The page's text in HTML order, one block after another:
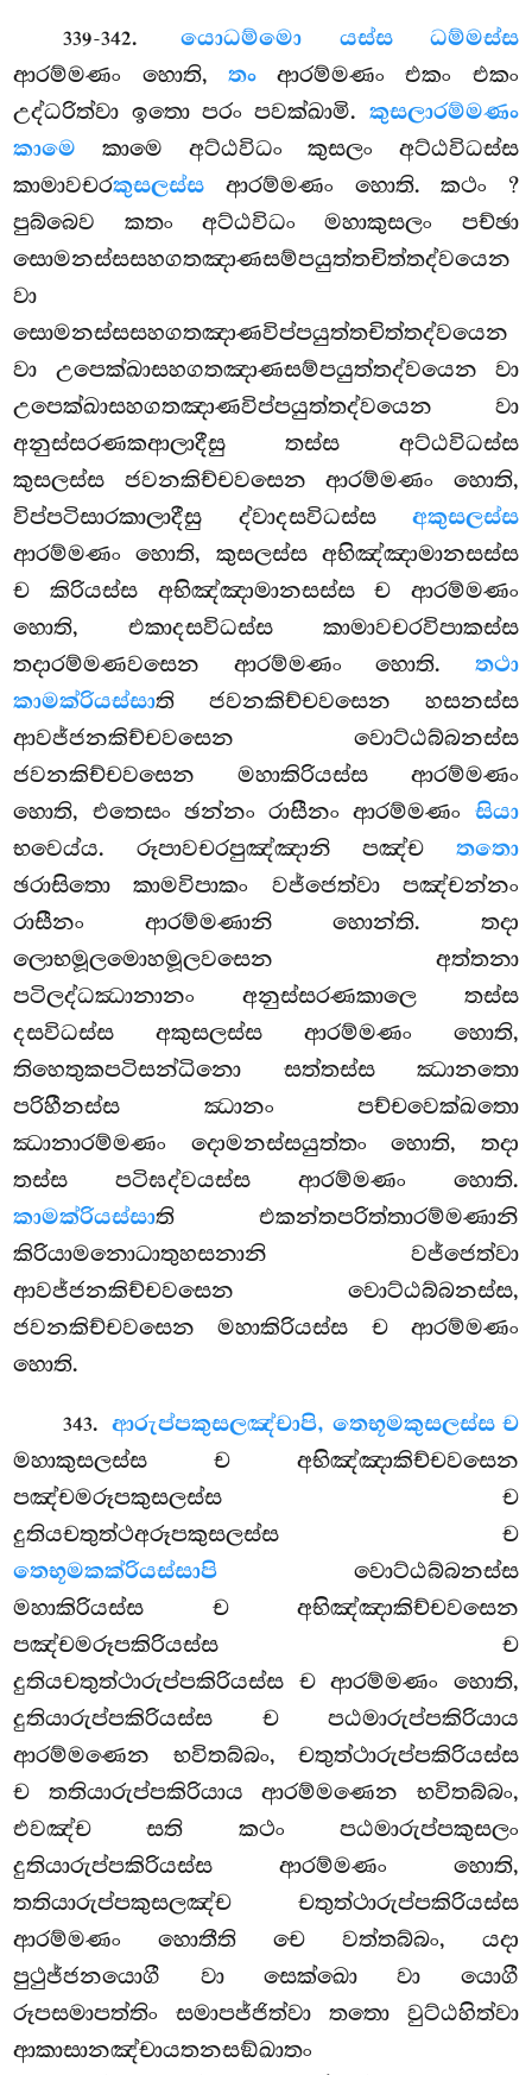
339-342.යොධම්මො යස්ස ධම්මස්ස
ආරම්මණං හොති, තංආරම්මණං එකං එකං
උද්ධරිත්වා ඉතො පරං පවක්ඛාමි. කුසලාරම්මණං
කාමෙ කාමෙ අට්ඨවිධං කුසලං අට්ඨවිධස්ස
කාමාවචරකුසලස්ස ආරම්මණං හොති. කථං ?
පුබ්බෙව කතං අට්ඨවිධං මහාකුසලං පච්ඡා
සොමනස්සසහගතඤාණසම්පයුත්තචිත්තද්වයෙන
වා
සොමනස්සසහගතඤාණවිප්පයුත්තචිත්තද්වයෙන
වා උපෙක්ඛාසහගතඤාණසම්පයුත්තද්වයෙන වා
උපෙක්ඛාසහගතඤාණවිප්පයුත්තද්වයෙන වා
අනුස්සරණකආලාදීසු තස්ස අට්ඨවිධස්ස
කුසලස්ස ජවනකිච්චවසෙන ආරම්මණං හොති,
විප්පටිසාරකාලාදීසු ද්වාදසවිධස්ස අකුසලස්ස
ආරම්මණං හොති, කුසලස්ස අභිඤ්ඤාමානසස්ස
ච කිරියස්ස අභිඤ්ඤාමානසස්ස ච ආරම්මණං
හොති, එකාදසවිධස්ස කාමාවචරවිපාකස්ස
තදාරම්මණවසෙන ආරම්මණං හොති. තථා
කාමක්රියස්සාති ජවනකිච්චවසෙන හසනස්ස
ආවජ්ජනකිච්චවසෙන වොට්ඨබ්බනස්ස
ජවනකිච්චවසෙන මහාකිරියස්ස ආරම්මණං
හොති, එතෙසං ඡන්නං රාසීනං ආරම්මණං සියා
භවෙය්ය. රූපාවචරපුඤ්ඤානි පඤ්ච තතො
ඡරාසිතො කාමවිපාකං වජ්ජෙත්වා පඤ්චන්නං
රාසීනං ආරම්මණානි හොන්ති. තදා
ලොභමූලමොහමූලවසෙන අත්තනා
පටිලද්ධඣානානං අනුස්සරණකාලෙ තස්ස
දසවිධස්ස අකුසලස්ස ආරම්මණං හොති,
තිහෙතුකපටිසන්ධිනො සත්තස්ස ඣානතො
පරිහීනස්ස ඣානං පච්චවෙක්ඛතො
ඣානාරම්මණං දොමනස්සයුත්තං හොති, තදා
තස්ස පටිඝද්වයස්ස ආරම්මණං හොති.
කාමක්රියස්සාති එකන්තපරිත්තාරම්මණානි
කිරියාමනොධාතුහසනානි වජ්ජෙත්වා
ආවජ්ජනකිච්චවසෙන වොට්ඨබ්බනස්ස,
ජවනකිච්චවසෙන මහාකිරියස්ස ච ආරම්මණං
හොති.
343.ආරුප්පකුසලඤ්චාපි, තෙභූමකුසලස්ස ච
මහාකුසලස්ස ච අභිඤ්ඤාකිච්චවසෙන
පඤ්චමරූපකුසලස්ස ච
දුතියචතුත්ථඅරූපකුසලස්ස ච
තෙභූමකක්රියස්සාපි වොට්ඨබ්බනස්ස
මහාකිරියස්ස ච අභිඤ්ඤාකිච්චවසෙන
පඤ්චමරූපකිරියස්ස ච
දුතියචතුත්ථාරුප්පකිරියස්ස ච ආරම්මණං හොති,
දුතියාරුප්පකිරියස්ස ච පඨමාරුප්පකිරියාය
ආරම්මණෙන භවිතබ්බං, චතුත්ථාරුප්පකිරියස්ස
ච තතියාරුප්පකිරියාය ආරම්මණෙන භවිතබ්බං,
එවඤ්ච සති කථං පඨමාරුප්පකුසලං
දුතියාරුප්පකිරියස්ස ආරම්මණං හොති,
තතියාරුප්පකුසලඤ්ච චතුත්ථාරුප්පකිරියස්ස
ආරම්මණං හොතීති චෙ වත්තබ්බං, යදා
පුථුජ්ජනයොගී වා සෙක්ඛො වා යොගී
රූපසමාපත්තිං සමාපජ්ජිත්වා තතො වුට්ඨහිත්වා
ආකාසානඤ්චායතනසඞ්ඛාතං